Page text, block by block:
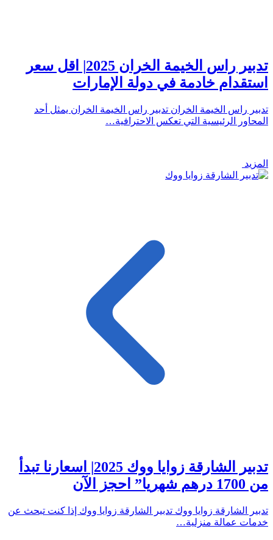
تدبير راس الخيمة الخران 2025| اقل سعر
استقدام خادمة في دولة الإمارات
تدبير راس الخيمة الخران تدبير راس الخيمة الخران يمثل أحد
المحاور الرئيسية التي تعكس الاحترافية…
المزيد
تدبير الشارقة زوايا ووك 2025| اسعارنا تبدأ
من 1700 درهم شهريا” احجز الآن
تدبير الشارقة زوايا ووك تدبير الشارقة زوايا ووك إذا كنت تبحث عن
خدمات عمالة منزلية…